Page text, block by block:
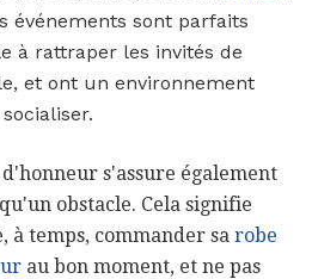
événements sont parfaits
à rattraper les invités de
et ont un environnement
s'assure également
obstacle. Cela signifie
à temps, commander sa robe
au bon moment, et ne pas